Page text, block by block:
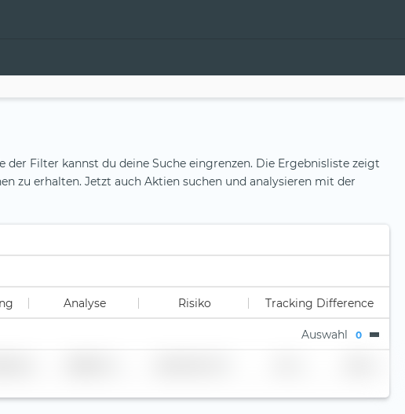
der Filter kannst du deine Suche eingrenzen. Die Ergebnisliste zeigt
zu erhalten. Jetzt auch Aktien suchen und analysieren mit der
Analyse Risiko Tracking Difference
Auswahl 0